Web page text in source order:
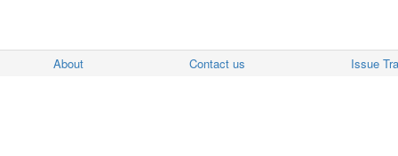
About Contact us Issue